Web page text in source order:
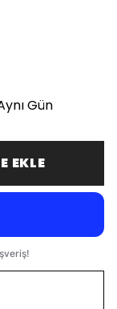
Gün
EKLE